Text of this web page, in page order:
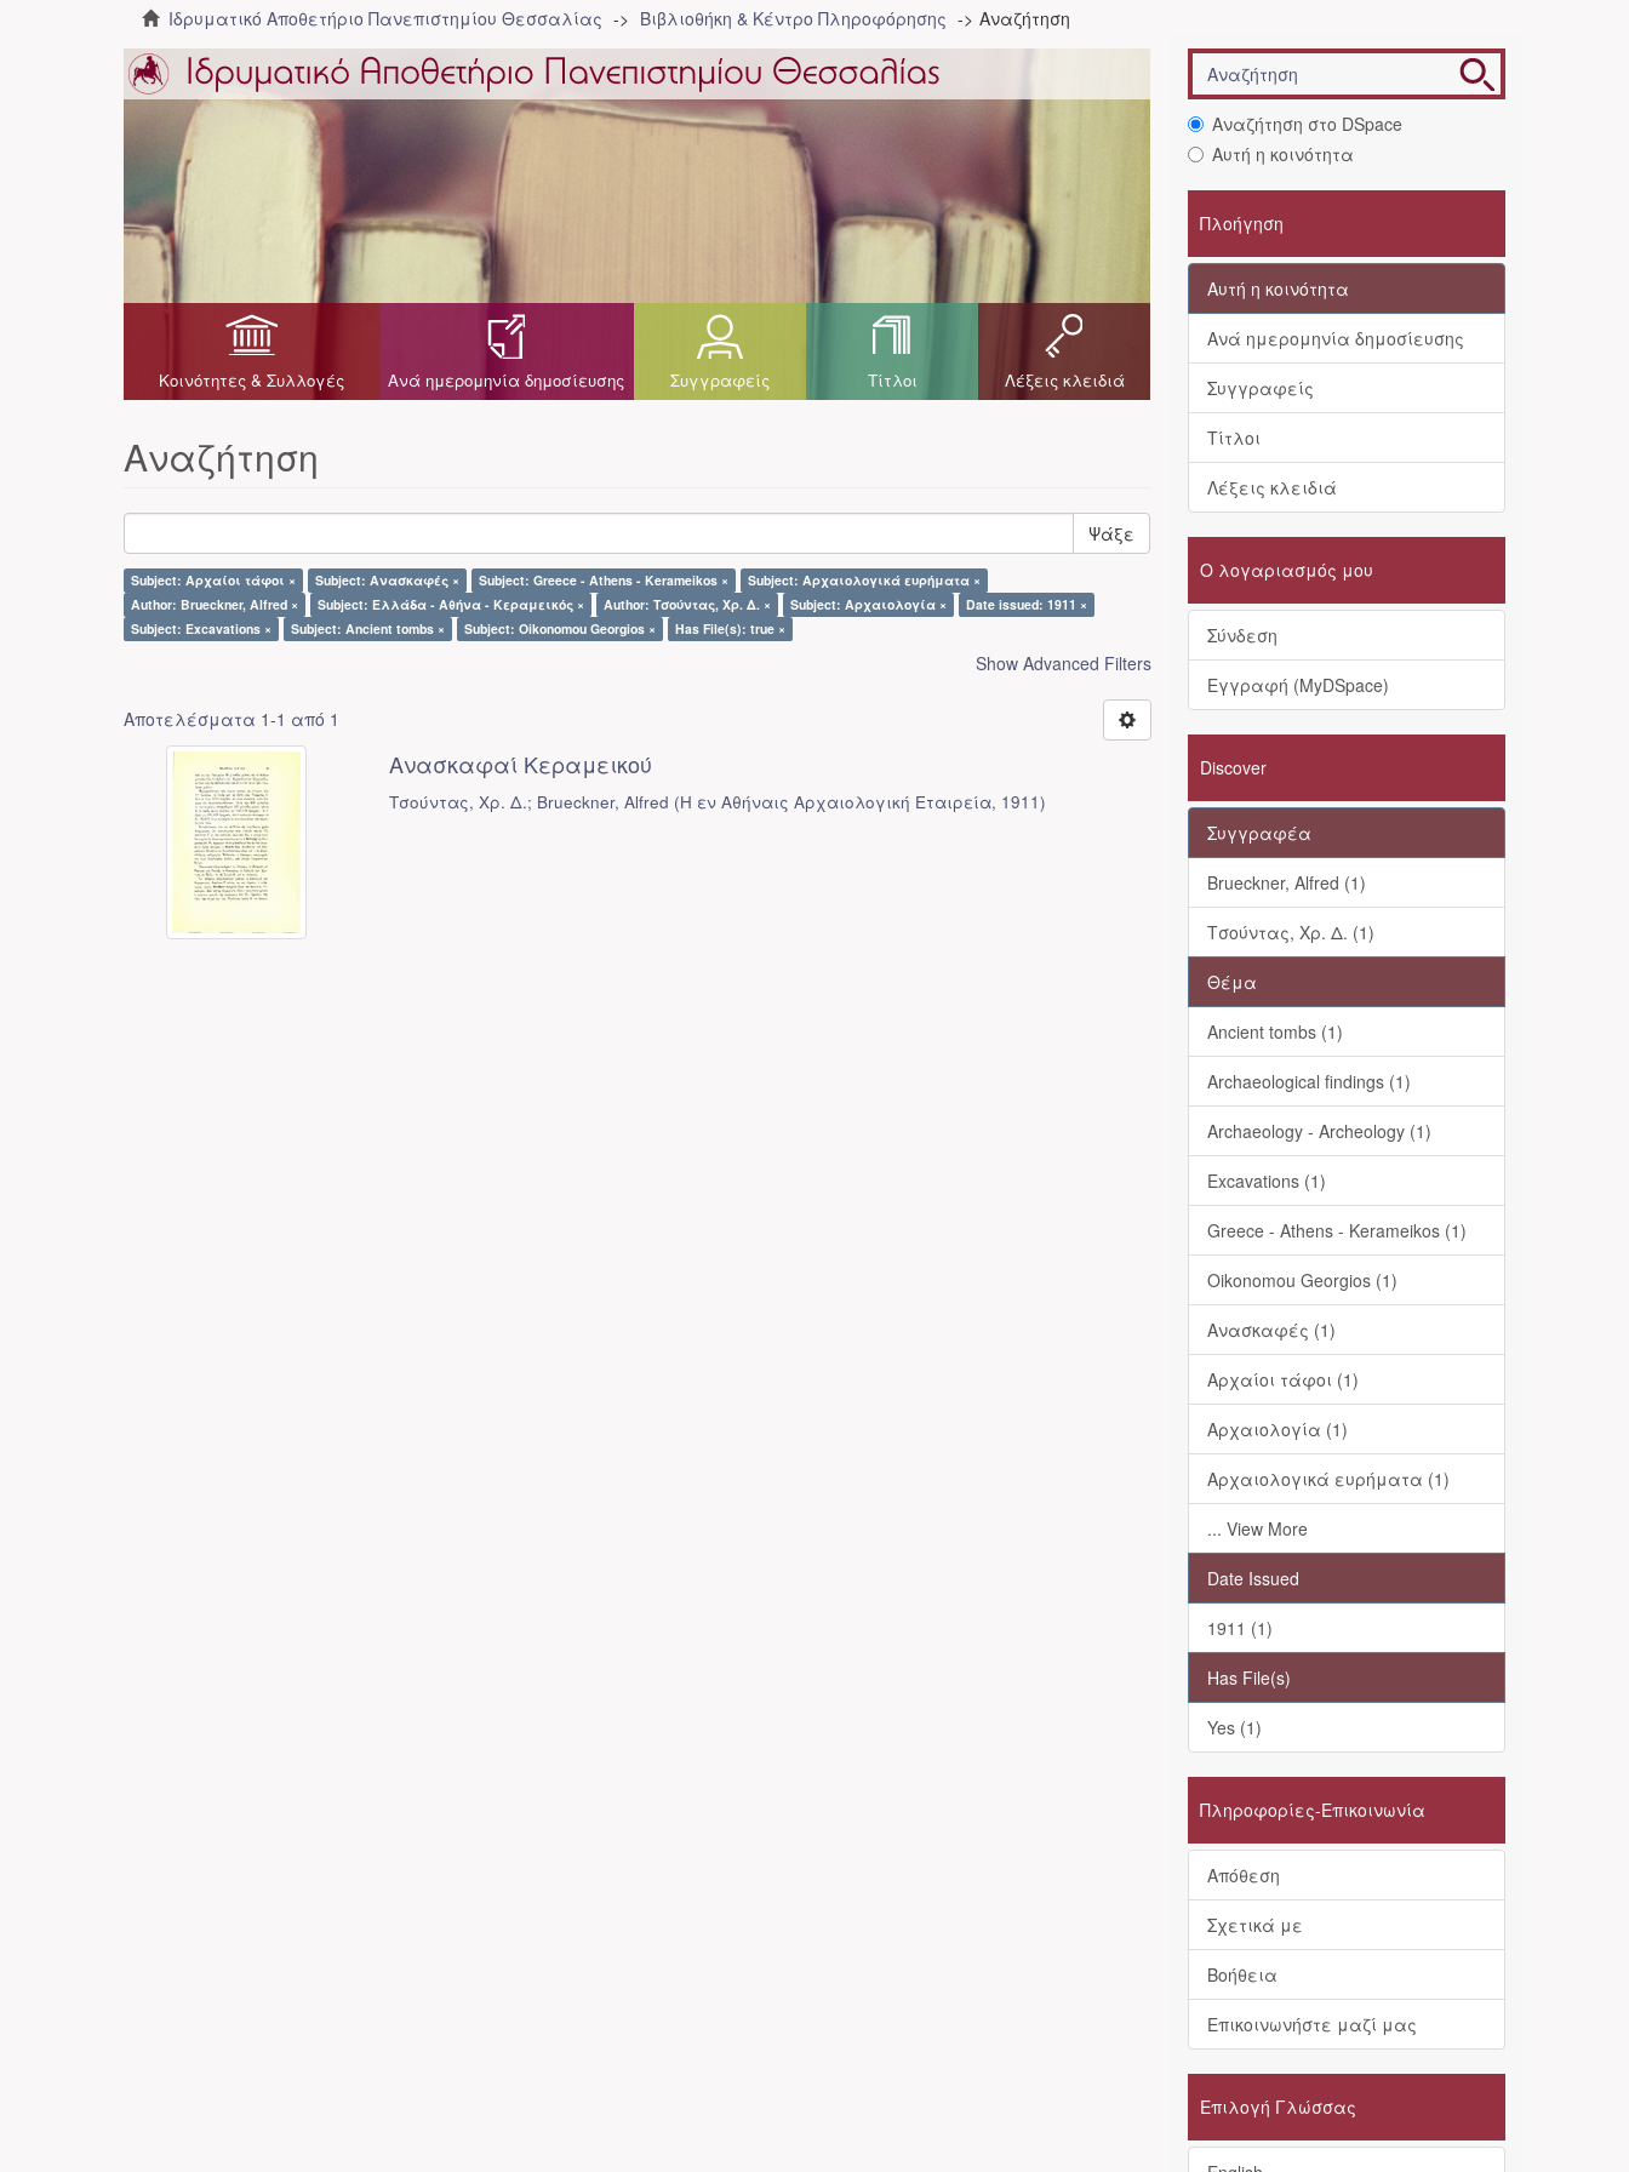
Ιδρυματικό Αποθετήριο Πανεπιστημίου Θεσσαλίας Βιβλιοθήκη & Κέντρο Πληροφόρησης Αναζήτηση
Κοινότητες & Συλλογές Ανά ημερομηνία δημοσίευσης Συγγραφείς Τίτλοι Λέξεις κλειδιά
Αναζήτηση
Ψάξε
Subject: Αρχαίοι τάφοι × Subject: Ανασκαφές × Subject: Greece - Athens - Kerameikos ×
Subject: Αρχαιολογικά ευρήματα ×
Author: Brueckner, Alfred ×
Subject: Ελλάδα - Αθήνα - Κεραμεικός × Author: Τσούντας, Χρ. Δ. × Subject: Αρχαιολογία ×
Date issued: 1911 ×
Subject: Excavations ×
Subject: Ancient tombs × Subject: Oikonomou Georgios × Has File(s): true ×
Show Advanced Filters
Αποτελέσματα 1-1 από 1
Ανασκαφαί Κεραμεικού
Τσούντας, Χρ. Δ.; Brueckner, Alfred (Η εν Αθήναις Αρχαιολογική Εταιρεία, 1911)
Αναζήτηση στο DSpace
Αυτή η κοινότητα
Πλοήγηση
Αυτή η κοινότητα
Ανά ημερομηνία δημοσίευσης
Συγγραφείς
Τίτλοι
Λέξεις κλειδιά
Ο λογαριασμός μου
Σύνδεση
Εγγραφή (MyDSpace)
Discover
Συγγραφέα
Brueckner, Alfred (1)
Τσούντας, Χρ. Δ. (1)
Θέμα
Ancient tombs (1)
Archaeological findings (1)
Archaeology - Archeology (1)
Excavations (1)
Greece - Athens - Kerameikos (1)
Oikonomou Georgios (1)
Ανασκαφές (1)
Αρχαίοι τάφοι (1)
Αρχαιολογία (1)
Αρχαιολογικά ευρήματα (1)
... View More
Date Issued
1911 (1)
Has File(s)
Yes (1)
Πληροφορίες-Επικοινωνία
Απόθεση
Σχετικά με
Βοήθεια
Επικοινωνήστε μαζί μας
Επιλογή Γλώσσας